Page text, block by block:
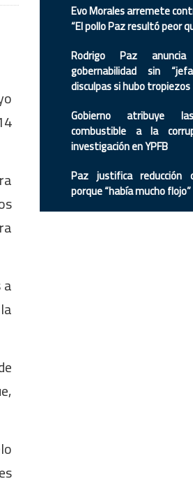
Evo Morales arremete
“El pollo Paz resultó peor
Rodrigo Paz
gobernabilidad sin
disculpas si hubo tropiezos
Gobierno atribuye
combustible a la
investigación en YPFB
Paz justifica reducción
porque “había mucho flojo”